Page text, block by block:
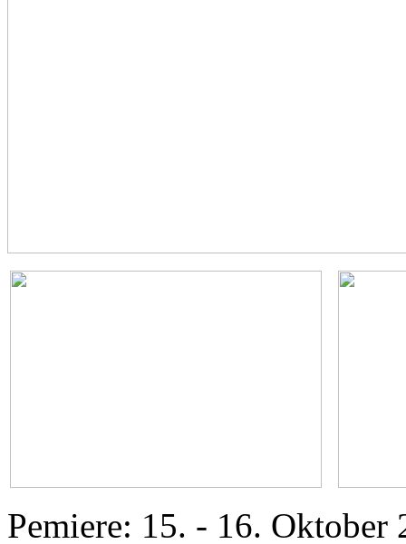
Pemiere: 15. - 16. Oktober